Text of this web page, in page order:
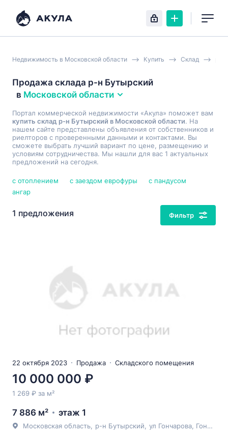
Недвижимость в Московской области Купить Склад
Продажа склада р-н Бутырский
в Московской области
Портал коммерческой недвижимости «Акула» поможет вам
купить склад р-н Бутырский в Московской области. На
нашем сайте представлены объявления от собственников и
риелторов с проверенными данными и контактами. Вы
сможете выбрать лучший вариант по цене, размещению и
условиям сотрудничества. Мы нашли для вас 1 актуальных
предложений на сегодня.
с отоплением с заездом еврофуры
с пандусом
ангар
1 предложения Фильтр
22 октября 2023 Продажа Складского помещения
10 000 000 ₽
1 269 ₽ за м²
7 886 м² этаж 1
Московская область р-н Бутырский ул Гончарова , Гончарова